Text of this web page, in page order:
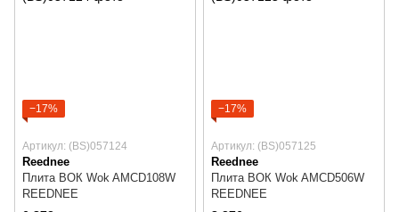
−17%
Артикул: (BS)057124
Reednee
Плита ВОК Wok AMCD108W
REEDNEE
−17%
Артикул: (BS)057125
Reednee
Плита ВОК Wok AMCD506W
REEDNEE